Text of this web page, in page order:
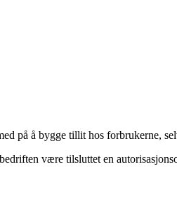
på å bygge tillit hos forbrukerne,
være tilsluttet en